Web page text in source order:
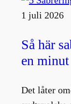
1 juli 2026
Så här
en minut
Det låter